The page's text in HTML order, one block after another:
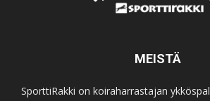
MEISTÄ
SporttiRakki on koiraharrastajan